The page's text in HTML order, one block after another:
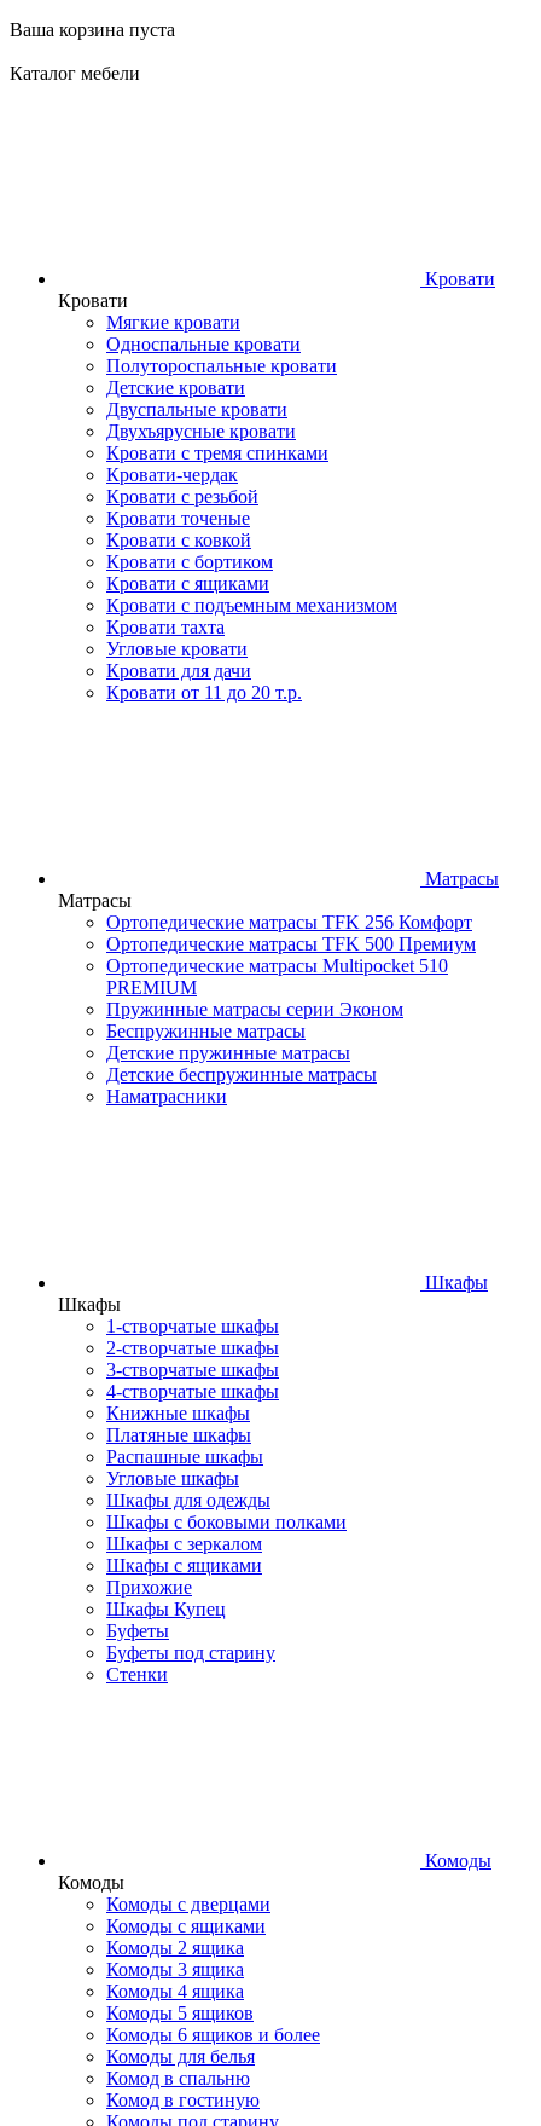
Ваша корзина пуста
Каталог мебели
Кровати
Кровати
Мягкие кровати
Односпальные кровати
Полутороспальные кровати
Детские кровати
Двуспальные кровати
Двухъярусные кровати
Кровати с тремя спинками
Кровати-чердак
Кровати с резьбой
Кровати точеные
Кровати с ковкой
Кровати с бортиком
Кровати с ящиками
Кровати с подъемным механизмом
Кровати тахта
Угловые кровати
Кровати для дачи
Кровати от 11 до 20 т.р.
Матрасы
Матрасы
Ортопедические матрасы TFK 256 Комфорт
Ортопедические матрасы TFK 500 Премиум
Ортопедические матрасы Multipocket 510
PREMIUM
Пружинные матрасы серии Эконом
Беспружинные матрасы
Детские пружинные матрасы
Детские беспружинные матрасы
Наматрасники
Шкафы
Шкафы
1-створчатые шкафы
2-створчатые шкафы
3-створчатые шкафы
4-створчатые шкафы
Книжные шкафы
Платяные шкафы
Распашные шкафы
Угловые шкафы
Шкафы для одежды
Шкафы с боковыми полками
Шкафы с зеркалом
Шкафы с ящиками
Прихожие
Шкафы Купец
Буфеты
Буфеты под старину
Стенки
Комоды
Комоды
Комоды с дверцами
Комоды с ящиками
Комоды 2 ящика
Комоды 3 ящика
Комоды 4 ящика
Комоды 5 ящиков
Комоды 6 ящиков и более
Комоды для белья
Комод в спальню
Комод в гостиную
Комоды под старину